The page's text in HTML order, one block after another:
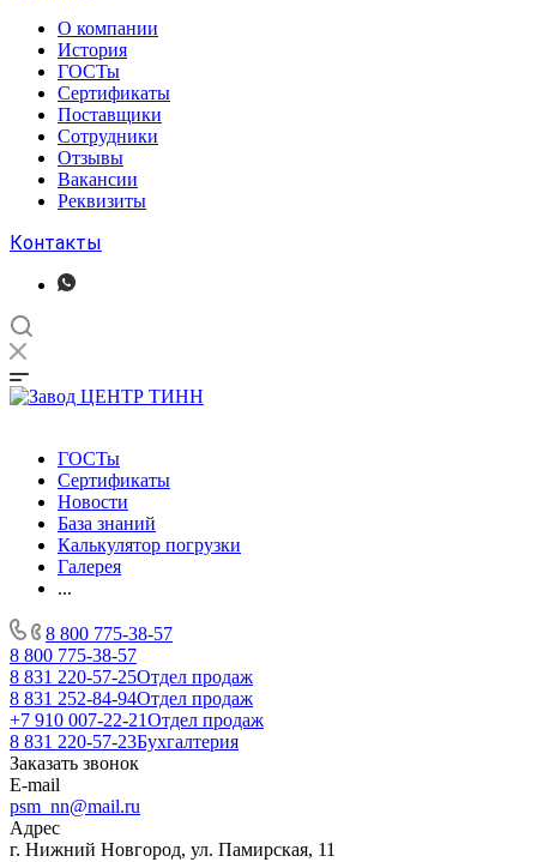
О компании
История
ГОСТы
Сертификаты
Поставщики
Сотрудники
Отзывы
Вакансии
Реквизиты
Контакты
ГОСТы
Сертификаты
Новости
База знаний
Калькулятор погрузки
Галерея
...
8 800 775-38-57
8 800 775-38-57
8 831 220-57-25Отдел продаж
8 831 252-84-94Отдел продаж
+7 910 007-22-21Отдел продаж
8 831 220-57-23Бухгалтерия
Заказать звонок
E-mail
psm_nn@mail.ru
Адрес
г. Нижний Новгород, ул. Памирская, 11